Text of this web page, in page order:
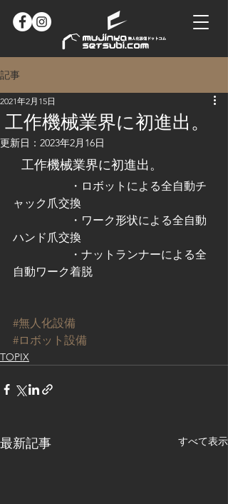
記事
工作機械業界に初進出。
2021年2月15日
更新日： 2023年2月16日
工作機械業界に初進出。
・ロボットによる全自動チ
ャック爪交換
・ワーク形状による全自動
ハンド爪交換
・ナットランナーによる全
自動ワーク着脱
#無人化設備
#ロボット設備
TOPIX
最新記事 すべて表示